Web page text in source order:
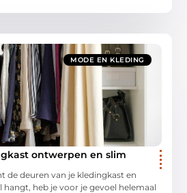
MODE EN KLEDING
ontwerpen en slim
de deuren van je kledingkast en
hangt, heb je voor je gevoel helemaal